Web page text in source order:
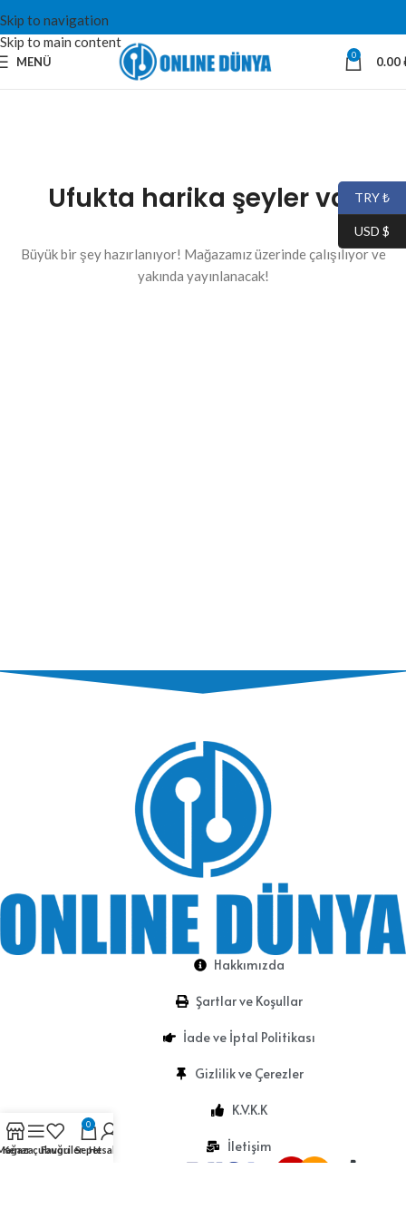
Skip to navigation
Skip to main content
MENÜ 0 0.00
Ufukta harika şeyler var
Büyük bir şey hazırlanıyor! Mağazamız üzerinde çalışılıyor ve
yakında yayınlanacak!
Hakkımızda
Şartlar ve Koşullar
İade ve İptal Politikası
Gizlilik ve Çerezler
K.V.K.K
İletişim
TRY ₺
USD $
Kenar çubuğu
Favoriler
0
SepetHesabım